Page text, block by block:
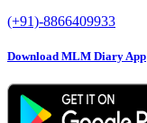
(+91)-8866409933
Download MLM Diary App